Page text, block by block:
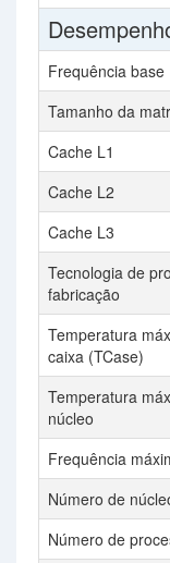
Frequência base
Tamanho da
Cache L1
Cache L2
Cache L3
Tecnologia de
fabricação
Temperatura
caixa (TCase)
Temperatura
núcleo
Frequência
Número de
Número de